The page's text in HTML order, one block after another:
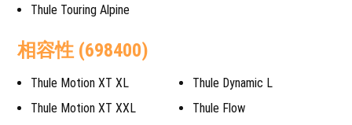
Thule Touring Alpine
相容性 (698400)
Thule Motion XT XL
Thule Motion XT XXL
Thule Dynamic L
Thule Flow